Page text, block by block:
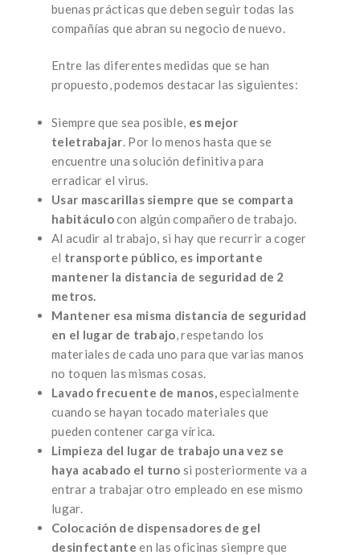
buenas prácticas que deben seguir todas las
compañías que abran su negocio de nuevo.
Entre las diferentes medidas que se han
propuesto, podemos destacar las siguientes:
Siempre que sea posible, es mejor
teletrabajar. Por lo menos hasta que se
encuentre una solución definitiva para
erradicar el virus.
Usar mascarillas siempre que se comparta
habitáculocon algún compañero de trabajo.
Al acudir al trabajo, si hay que recurrir a coger
el transporte público, es importante
mantener la distancia de seguridad de 2
metros.
Mantener esa misma distancia de seguridad
en el lugar de trabajo, respetando los
materiales de cada uno para que varias manos
no toquen las mismas cosas.
Lavado frecuente de manos,especialmente
cuando se hayan tocado materiales que
pueden contener carga vírica.
Limpieza del lugar de trabajo una vez se
haya acabado el turno si posteriormente va a
entrar a trabajar otro empleado en ese mismo
lugar.
Colocación de dispensadores de gel
desinfectante en las oficinas siempre que